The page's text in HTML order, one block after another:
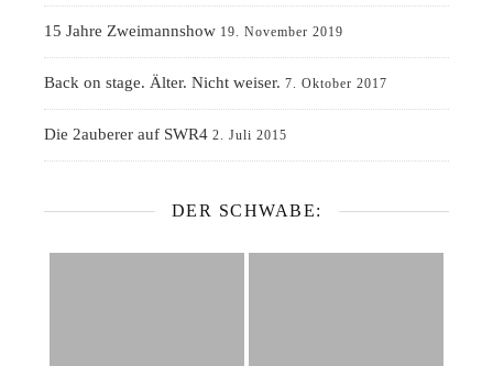
15 Jahre Zweimannshow 19. November 2019
Back on stage. Älter. Nicht weiser. 7. Oktober 2017
Die 2auberer auf SWR4 2. Juli 2015
DER SCHWABE: